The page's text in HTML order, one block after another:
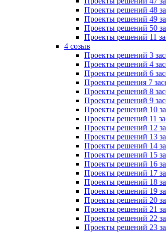
Проекты решений 48
Проекты решений 49
Проекты решений 50
Проекты решений 11
4 созыв
Проекты решений 3
Проекты решений 4
Проекты решений 6
Проекты решения 7
Проекты решений 8
Проекты решений 9
Проекты решений 10
Проекты решений 11
Проекты решений 12
Проекты решений 13
Проекты решений 14
Проекты решений 15
Проекты решений 16
Проекты решений 17
Проекты решений 18
Проекты решений 19
Проекты решений 20
Проекты решений 21
Проекты решений 22
Проекты решений 23